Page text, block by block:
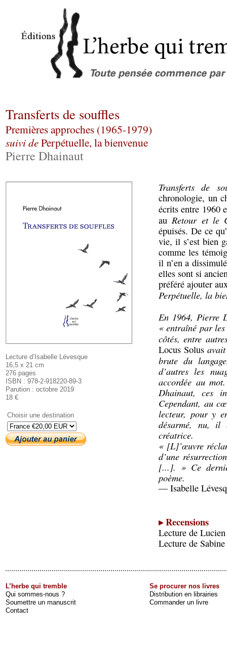
Transferts de souffles
Premières approches (1965-1979)
suivi dePerpétuelle, la bienvenue
Pierre Dhainaut
Lecture d’Isabelle Lévesque
16,5 x 21 cm
276 pages
ISBN : 978-2-918220-89-3
Parution : octobre 2019
18 €
Choisir une destination
Transferts de
chronologie, un
écrits entre 1960
auRetour et le
épuisés. De ce
vie, il s’est bien
comme les
il n’en a
elles sont si
préféré ajouter
Perpétuelle, la
En 1964, Pierre
« entraîné par
côtés, entre
Locus Solus
brute du
d’autres les
accordée au
Dhainaut, ces
Cependant, au
lecteur, pour y
désarmé, nu, il
créatrice.
« [L]’œuvre
d’une
[...]. » Ce
poème.
— Isabelle
▸ Recensions
Lecture de
Lecture de
L’herbe qui tremble
Qui sommes-nous ?
Soumettre un manuscrit
Contact
Se procurer nos livres
Distribution en librairies
Commander un livre